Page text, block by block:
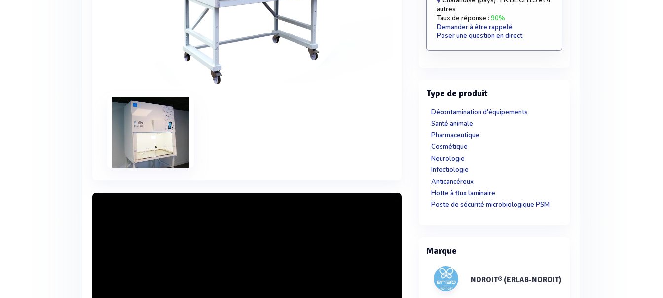
autres
Taux de réponse :90%
Demander à être rappelé
Poser une question en direct
Type de produit
Décontamination d'équipements
Santé animale
Pharmaceutique
Cosmétique
Neurologie
Infectiologie
Anticancéreux
Hotte à flux laminaire
Poste de sécurité microbiologique PSM
Marque
NOROIT® (ERLAB-NOROIT)